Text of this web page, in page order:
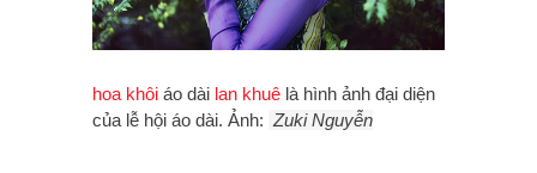
hoa khôi áo dài lan khuê là hình ảnh đại diện
của lễ hội áo dài. Ảnh: Zuki Nguyễn